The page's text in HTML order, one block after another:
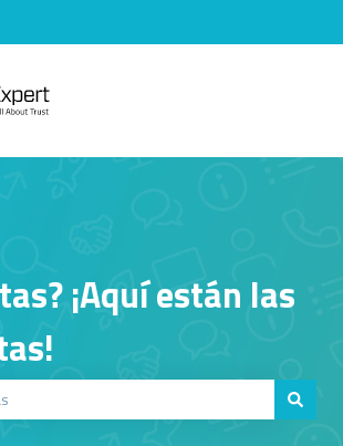
de Mostrar submenú de
¡Aquí están las